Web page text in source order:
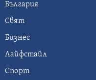
България
Свят
Бизнес
Лайфстайл
Спорт